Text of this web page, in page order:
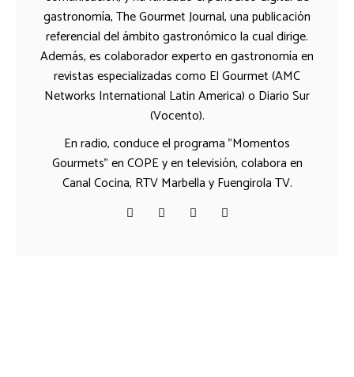
gastronomía, The Gourmet Journal, una publicación
referencial del ámbito gastronómico la cual dirige.
Además, es colaborador experto en gastronomía en
revistas especializadas como El Gourmet (AMC
Networks International Latin America) o Diario Sur
(Vocento).
En radio, conduce el programa "Momentos
Gourmets" en COPE y en televisión, colabora en
Canal Cocina, RTV Marbella y Fuengirola TV.